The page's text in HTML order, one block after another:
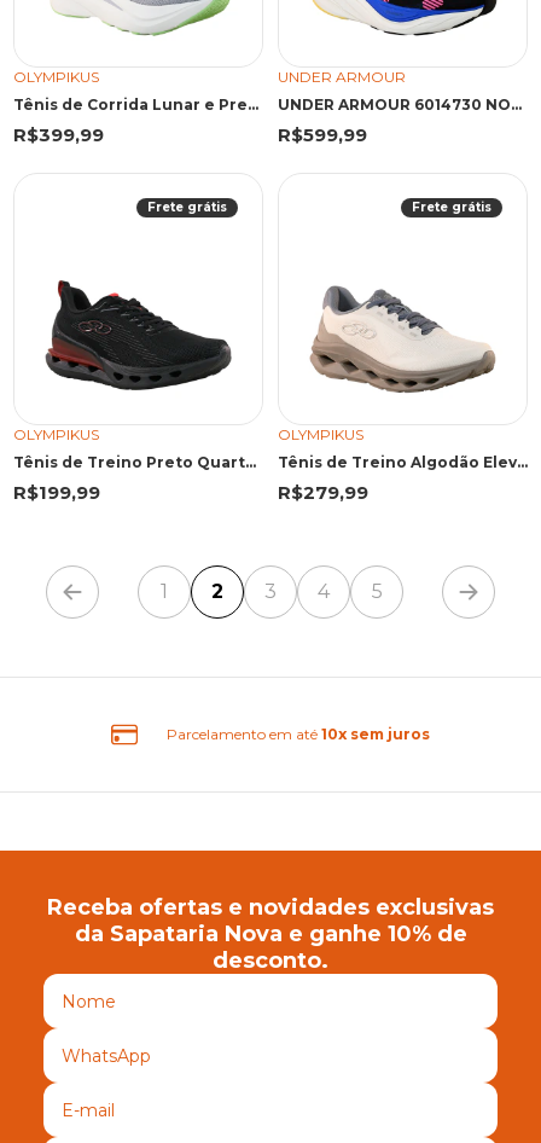
OLYMPIKUS
Tênis de Corrida Lunar e Preto Nuvem | Olympikus
R$399,99
UNDER ARMOUR
UNDER ARMOUR 6014730 NON PTO/AZUL BKBKXT 6014730 PRETO/AZUL
R$599,99
Frete grátis
OLYMPIKUS
Tênis de Treino Preto Quartzo | Olympikus
R$199,99
Frete grátis
OLYMPIKUS
Tênis de Treino Algodão Elevado | Olympikus
R$279,99
1 2 3 4 5
Parcelamento em até10x sem juros
Receba ofertas e novidades exclusivas
da Sapataria Nova e ganhe 10% de
desconto.